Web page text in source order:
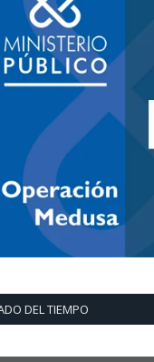
DEL TIEMPO